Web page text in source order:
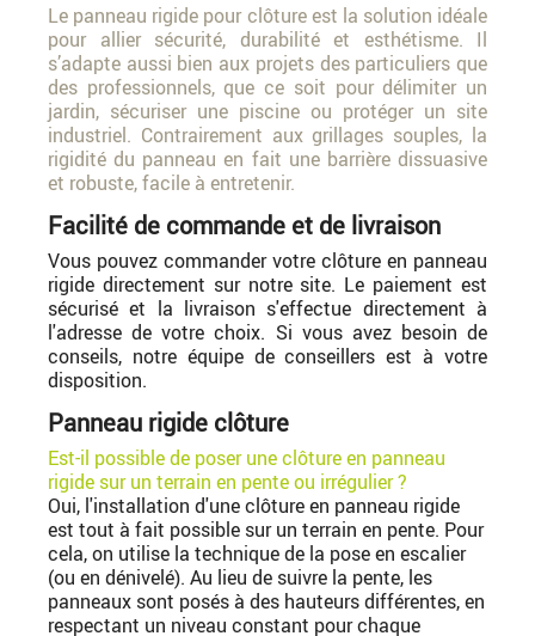
Le panneau rigide pour clôture est la solution idéale
pour allier sécurité, durabilité et esthétisme. Il
s’adapte aussi bien aux projets des particuliers que
des professionnels, que ce soit pour délimiter un
jardin, sécuriser une piscine ou protéger un site
industriel. Contrairement aux grillages souples, la
rigidité du panneau en fait une barrière dissuasive
et robuste, facile à entretenir.
Facilité de commande et de livraison
Vous pouvez commander votre clôture en panneau
rigide directement sur notre site. Le paiement est
sécurisé et la livraison s'effectue directement à
l'adresse de votre choix. Si vous avez besoin de
conseils, notre équipe de conseillers est à votre
disposition.
Panneau rigide clôture
Est-il possible de poser une clôture en panneau
rigide sur un terrain en pente ou irrégulier ?
Oui, l'installation d'une clôture en panneau rigide
est tout à fait possible sur un terrain en pente. Pour
cela, on utilise la technique de la pose en escalier
(ou en dénivelé). Au lieu de suivre la pente, les
panneaux sont posés à des hauteurs différentes, en
respectant un niveau constant pour chaque